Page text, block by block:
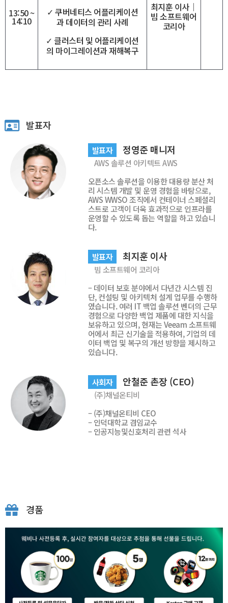
13:50 ~
14:10
✓ 쿠버네티스 어플리케이션
과 데이터의 관리 사례
✓ 클러스터 및 어플리케이션
의 마이그레이션과 재해복구
최지훈 이사｜
빔 소프트웨어
코리아
발표자
발표자 정영준 매니저
AWS 솔루션 아키텍트 AWS
오픈소스 솔루션을 이용한 대용량 분산 처
리 시스템 개발 및 운영 경험을 바탕으로,
AWS WWSO 조직에서 컨테이너 스페셜리
스트로 고객이 더욱 효과적으로 인프라를
운영할 수 있도록 돕는 역할을 하고 있습니
다.
발표자 최지훈 이사
빔 소프트웨어 코리아
– 데이터 보호 분야에서 다년간 시스템 진
단, 컨설팅 및 아키텍처 설계 업무를 수행하
였습니다. 여러 IT 백업 솔루션 벤더의 근무
경험으로 다양한 백업 제품에 대한 지식을
보유하고 있으며, 현재는 Veeam 소프트웨
어에서 최근 신기술을 적용하여, 기업의 데
이터 백업 및 복구의 개선 방향을 제시하고
있습니다.
사회자 안철준 촌장 (CEO)
(주)채널온티비
– (주)채널온티비 CEO
– 인덕대학교 겸임교수
– 인공지능및신호처리 관련 석사
경품